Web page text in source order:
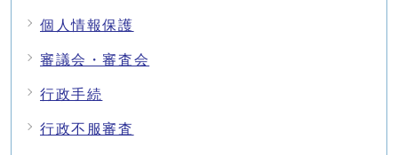
個人情報保護
審議会・審査会
行政手続
行政不服審査